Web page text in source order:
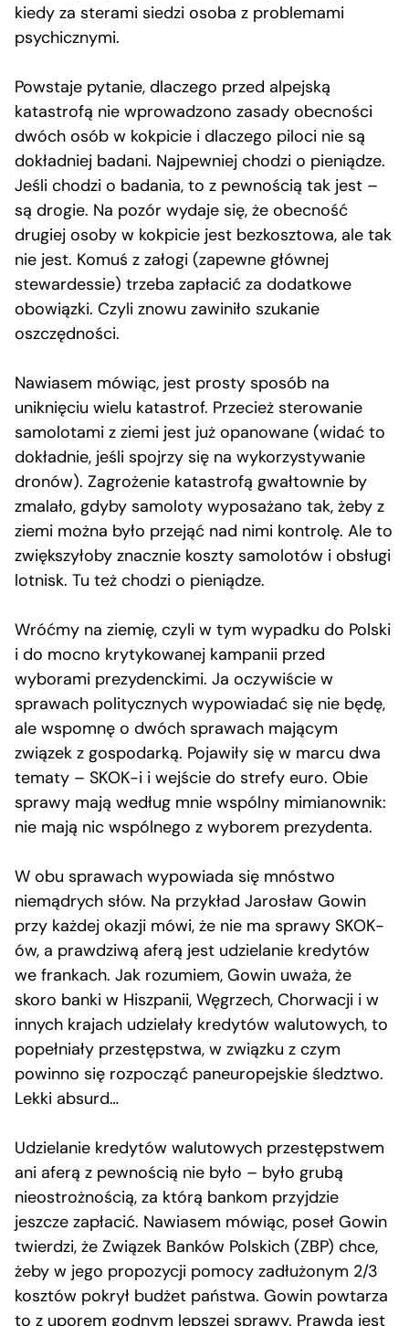
kiedy za sterami siedzi osoba z problemami
psychicznymi.
Powstaje pytanie, dlaczego przed alpejską
katastrofą nie wprowadzono zasady obecności
dwóch osób w kokpicie i dlaczego piloci nie są
dokładniej badani. Najpewniej chodzi o pieniądze.
Jeśli chodzi o badania, to z pewnością tak jest –
są drogie. Na pozór wydaje się, że obecność
drugiej osoby w kokpicie jest bezkosztowa, ale tak
nie jest. Komuś z załogi (zapewne głównej
stewardessie) trzeba zapłacić za dodatkowe
obowiązki. Czyli znowu zawiniło szukanie
oszczędności.
Nawiasem mówiąc, jest prosty sposób na
uniknięciu wielu katastrof. Przecież sterowanie
samolotami z ziemi jest już opanowane (widać to
dokładnie, jeśli spojrzy się na wykorzystywanie
dronów). Zagrożenie katastrofą gwałtownie by
zmalało, gdyby samoloty wyposażano tak, żeby z
ziemi można było przejąć nad nimi kontrolę. Ale to
zwiększyłoby znacznie koszty samolotów i obsługi
lotnisk. Tu też chodzi o pieniądze.
Wróćmy na ziemię, czyli w tym wypadku do Polski
i do mocno krytykowanej kampanii przed
wyborami prezydenckimi. Ja oczywiście w
sprawach politycznych wypowiadać się nie będę,
ale wspomnę o dwóch sprawach mającym
związek z gospodarką. Pojawiły się w marcu dwa
tematy – SKOK-i i wejście do strefy euro. Obie
sprawy mają według mnie wspólny mimianownik:
nie mają nic wspólnego z wyborem prezydenta.
W obu sprawach wypowiada się mnóstwo
niemądrych słów. Na przykład Jarosław Gowin
przy każdej okazji mówi, że nie ma sprawy SKOK-
ów, a prawdziwą aferą jest udzielanie kredytów
we frankach. Jak rozumiem, Gowin uważa, że
skoro banki w Hiszpanii, Węgrzech, Chorwacji i w
innych krajach udzielały kredytów walutowych, to
popełniały przestępstwa, w związku z czym
powinno się rozpocząć paneuropejskie śledztwo.
Lekki absurd…
Udzielanie kredytów walutowych przestępstwem
ani aferą z pewnością nie było – było grubą
nieostrożnością, za którą bankom przyjdzie
jeszcze zapłacić. Nawiasem mówiąc, poseł Gowin
twierdzi, że Związek Banków Polskich (ZBP) chce,
żeby w jego propozycji pomocy zadłużonym 2/3
kosztów pokrył budżet państwa. Gowin powtarza
to z uporem godnym lepszej sprawy. Prawda jest